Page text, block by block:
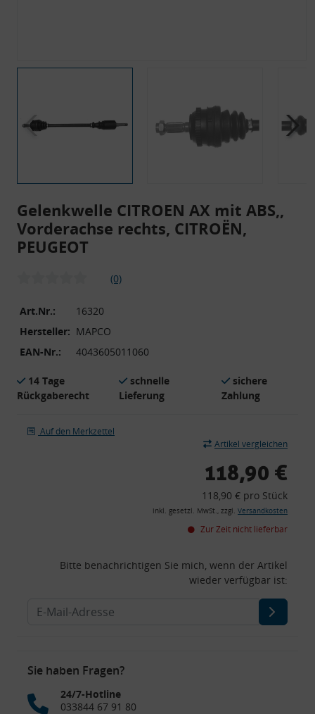
Gelenkwelle CITROEN AX mit ABS,,
Vorderachse rechts, CITROËN,
PEUGEOT
(0)
Art.Nr.:
16320
Hersteller: MAPCO
EAN-Nr.:
4043605011060
14 Tage
Rückgaberecht
schnelle
Lieferung
sichere
Zahlung
Auf den Merkzettel
Artikel vergleichen
118,90 €
118,90 € pro Stück
inkl. gesetzl. MwSt., zzgl. Versandkosten
Zur Zeit nicht lieferbar
Bitte benachrichtigen Sie mich, wenn der Artikel
wieder verfügbar ist:
Sie haben Fragen?
24/7-Hotline
033844 67 91 80